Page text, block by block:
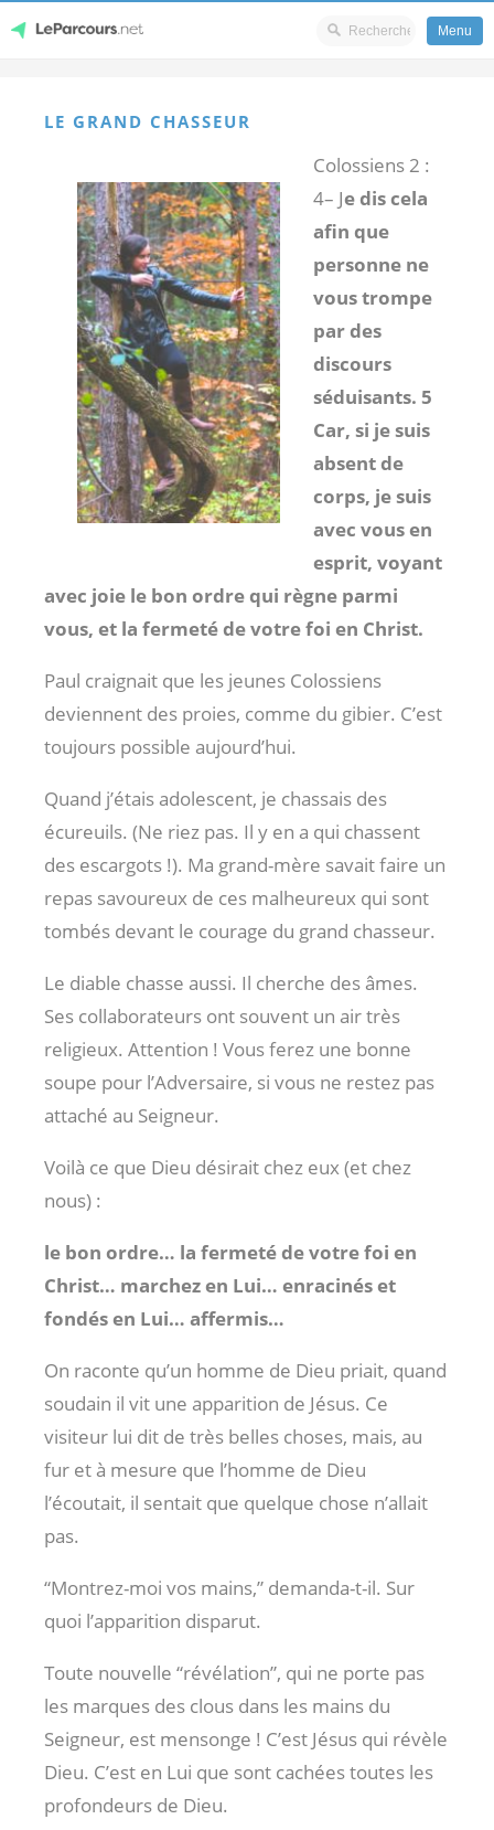
content
Menu
LE GRAND CHASSEUR
Colossiens 2 :
4– Je dis cela
afin que
personne ne
vous trompe
par des
discours
séduisants. 5
Car, si je suis
absent de
corps, je suis
avec vous en
esprit, voyant
avec joie le bon ordre qui règne parmi
vous, et la fermeté de votre foi en Christ.
Paul craignait que les jeunes Colossiens
deviennent des proies, comme du gibier. C’est
toujours possible aujourd’hui.
Quand j’étais adolescent, je chassais des
écureuils. (Ne riez pas. Il y en a qui chassent
des escargots !). Ma grand-mère savait faire un
repas savoureux de ces malheureux qui sont
tombés devant le courage du grand chasseur.
Le diable chasse aussi. Il cherche des âmes.
Ses collaborateurs ont souvent un air très
religieux. Attention ! Vous ferez une bonne
soupe pour l’Adversaire, si vous ne restez pas
attaché au Seigneur.
Voilà ce que Dieu désirait chez eux (et chez
nous) :
le bon ordre… la fermeté de votre foi en
Christ… marchez en Lui… enracinés et
fondés en Lui… affermis…
On raconte qu’un homme de Dieu priait, quand
soudain il vit une apparition de Jésus. Ce
visiteur lui dit de très belles choses, mais, au
fur et à mesure que l’homme de Dieu
l’écoutait, il sentait que quelque chose n’allait
pas.
“Montrez-moi vos mains,” demanda-t-il. Sur
quoi l’apparition disparut.
Toute nouvelle “révélation”, qui ne porte pas
les marques des clous dans les mains du
Seigneur, est mensonge ! C’est Jésus qui révèle
Dieu. C’est en Lui que sont cachées toutes les
profondeurs de Dieu.